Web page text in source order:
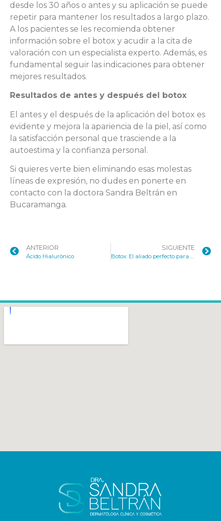
desde los 30 años o antes y su aplicación se puede
repetir para mantener los resultados a largo plazo.
A los pacientes se les recomienda obtener
información sobre el botox y acudir a la cita de
valoración con un especialista experto. Además, es
fundamental seguir las indicaciones para obtener
mejores resultados.
Resultados de antes y después del botox
El antes y el después de la aplicación del botox es
evidente y mejora la apariencia de la piel, así como
la satisfacción personal que trasciende a la
autoestima y la confianza personal.
Si quieres verte bien eliminando esas molestas
líneas de expresión, no dudes en ponerte en
contacto con la doctora Sandra Beltrán en
Bucaramanga.
ANTERIOR
Ácido Hialurónico
SIGUIENTE